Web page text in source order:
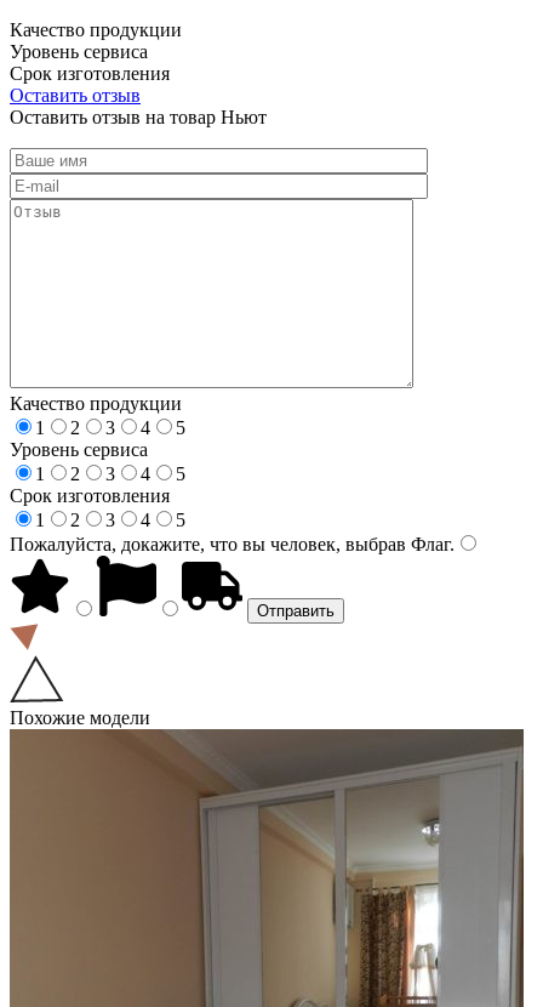
Качество продукции
Уровень сервиса
Срок изготовления
Оставить отзыв
Оставить отзыв на товар Ньют
Качество продукции
1
2 3 4
5
Уровень сервиса
1
2 3 4
5
Срок изготовления
1
2 3 4
5
Пожалуйста, докажите, что вы человек, выбрав Флаг.
Похожие модели